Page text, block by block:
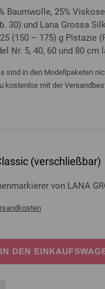
Baumwolle, 25%
30) und Lana Grossa
(150 – 175) g Pistazie
Nr. 5, 40, 60 und 80
sind in den Modellpaketen
kostenlos mit der
(verschließbar)
von LANA
IN DEN